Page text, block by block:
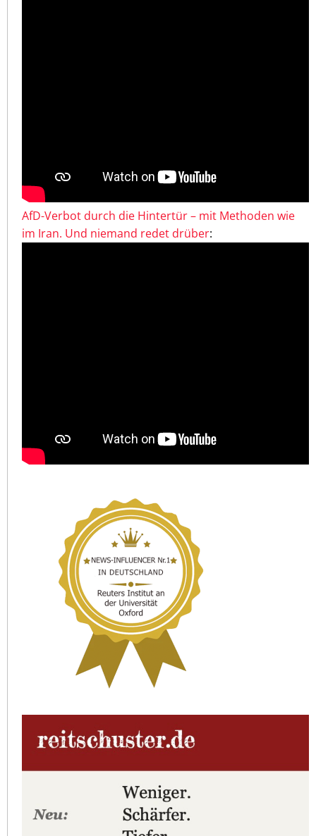
AfD-Verbot durch die Hintertür – mit Methoden wie
im Iran. Und niemand redet drüber: